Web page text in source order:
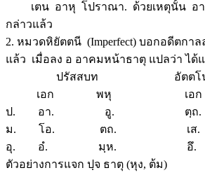
เตน อาหุ โปราณา. ด้วยเหตุนั้น อา
กล่าวแล้ว
2. หมวดหิยัตตนี (Imperfect) บอกอดีตกา
แล้ว เมื่อลง อ อาคมหน้าธาตุ แปลว่า ได้
ปรัสสบท อัตตโ
เอก พหุ เ
ป. อา. อู. ตฺ
ม. โอ. ตถ. เ
อุ. อํ. มฺห. อึ.
ตัวอย่างการแจก ปฺจ ธาตุ (หุง,